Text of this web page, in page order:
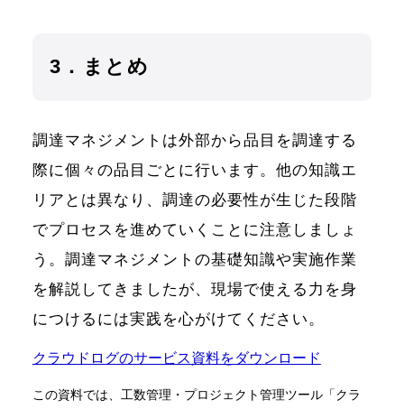
3．まとめ
調達マネジメントは外部から品目を調達する
際に個々の品目ごとに行います。他の知識エ
リアとは異なり、調達の必要性が生じた段階
でプロセスを進めていくことに注意しましょ
う。調達マネジメントの基礎知識や実施作業
を解説してきましたが、現場で使える力を身
につけるには実践を心がけてください。
クラウドログのサービス資料をダウンロード
この資料では、工数管理・プロジェクト管理ツール「クラ